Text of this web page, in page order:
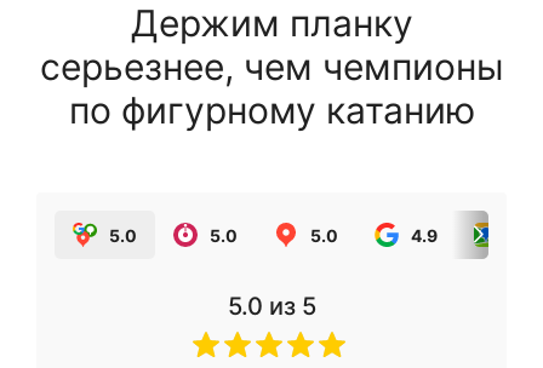
Держим планку
серьезнее, чем чемпионы
по фигурному катанию
5.0 5.0 5.0 4.9
5.0 из 5